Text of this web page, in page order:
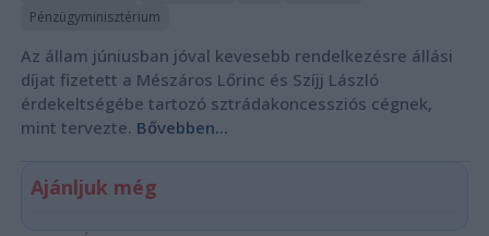
Pénzügyminisztérium
Az állam júniusban jóval kevesebb rendelkezésre állási
díjat fizetett a Mészáros Lőrinc és Szíjj László
érdekeltségébe tartozó sztrádakoncessziós cégnek,
mint tervezte. Bővebben...
Ajánljuk még